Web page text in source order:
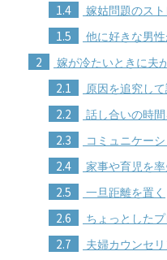
1.4 嫁姑問題のス
1.5 他に好きな男性
2 嫁が冷たいときに夫
2.1 原因を追究し
2.2 話し合いの時
2.3 コミュニケー
2.4 家事や育児を
2.5 一旦距離を置く
2.6 ちょっとした
2.7 夫婦カウンセ